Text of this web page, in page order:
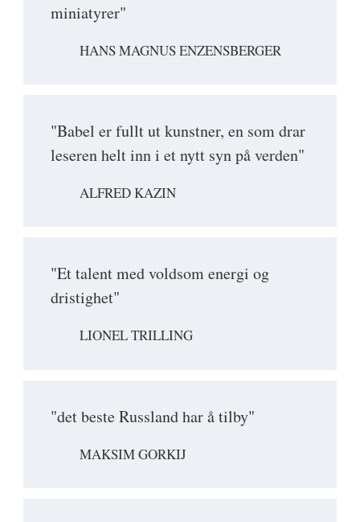
miniatyrer"
HANS MAGNUS ENZENSBERGER
"Babel er fullt ut kunstner, en som drar
leseren helt inn i et nytt syn på verden"
ALFRED KAZIN
"Et talent med voldsom energi og
dristighet"
LIONEL TRILLING
"det beste Russland har å tilby"
MAKSIM GORKIJ